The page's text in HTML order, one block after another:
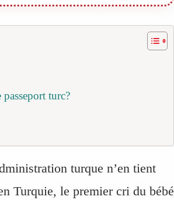
turc?
turque n’en tient
Turquie, le premier cri du bébé